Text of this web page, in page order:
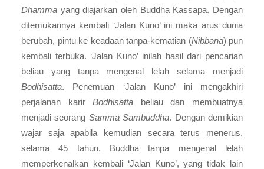
Dhamma yang diajarkan oleh Buddha Kassapa. Dengan
ditemukannya kembali ‘Jalan Kuno’ ini maka arus dunia
berubah, pintu ke keadaan tanpa-kematian (Nibbāna) pun
kembali terbuka. ‘Jalan Kuno’ inilah hasil dari pencarian
beliau yang tanpa mengenal lelah selama menjadi
Bodhisatta. Penemuan ‘Jalan Kuno’ ini mengakhiri
perjalanan karirBodhisatta beliau dan membuatnya
menjadi seorang Sammā Sambuddha. Dengan demikian
wajar saja apabila kemudian secara terus menerus,
selama 45 tahun, Buddha tanpa mengenal lelah
memperkenalkan kembali ‘Jalan Kuno’, yang tidak lain